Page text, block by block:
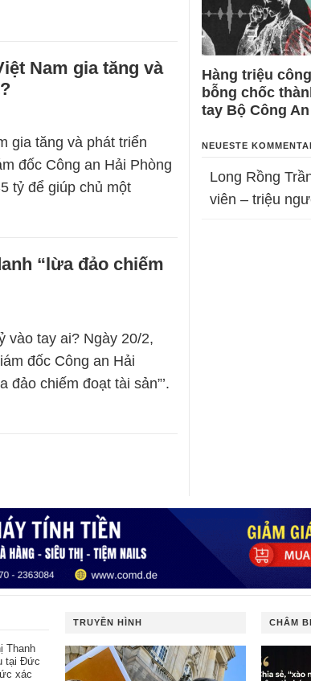
Nam gia tăng và
gia tăng và phát triển
đốc Công an Hải Phòng
tỷ để giúp chủ một
“lừa đảo chiếm
vào tay ai? Ngày 20/2,
đốc Công an Hải
chiếm đoạt tài sản”’.
Hàng triệu
bỗng chốc
tay Bộ Công An
NEUESTE
Long Rồng
viên – triệu
Thanh
tại Đức
xác
TRUYỀN HÌNH CHÂM